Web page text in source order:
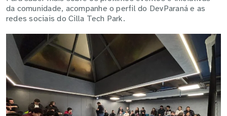
da comunidade, acompanhe o perfil do DevParaná e as
redes sociais do Cilla Tech Park.